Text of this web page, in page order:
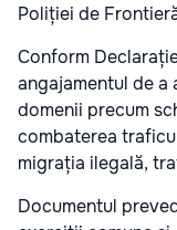
Poliției de
Conform
angajamentul de
domenii precum
combaterea
migrația ilegală,
Documentul